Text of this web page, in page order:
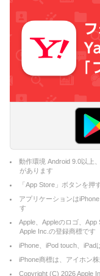
動作環境 Android 9.0以上
があります
「App Store」ボタンを
アプリケーションは
す
Apple、Appleのロゴ、
Apple Inc.の登録商標です
iPhone、iPod touch、iPad
iPhone商標は、アイホン
Copyright (C) 2026Apple